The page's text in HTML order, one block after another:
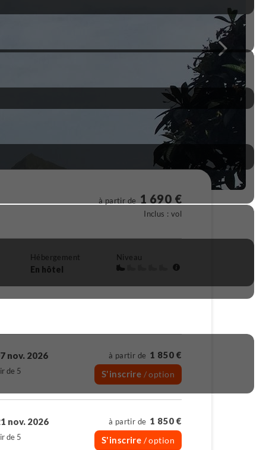
à partir de 1 690 €
Inclus : vol
Hébergement
En hôtel
Niveau
nov. 2026
de 5
à partir de 1 850 €
S'inscrire / option
nov. 2026
de 5
à partir de 1 850 €
S'inscrire / option